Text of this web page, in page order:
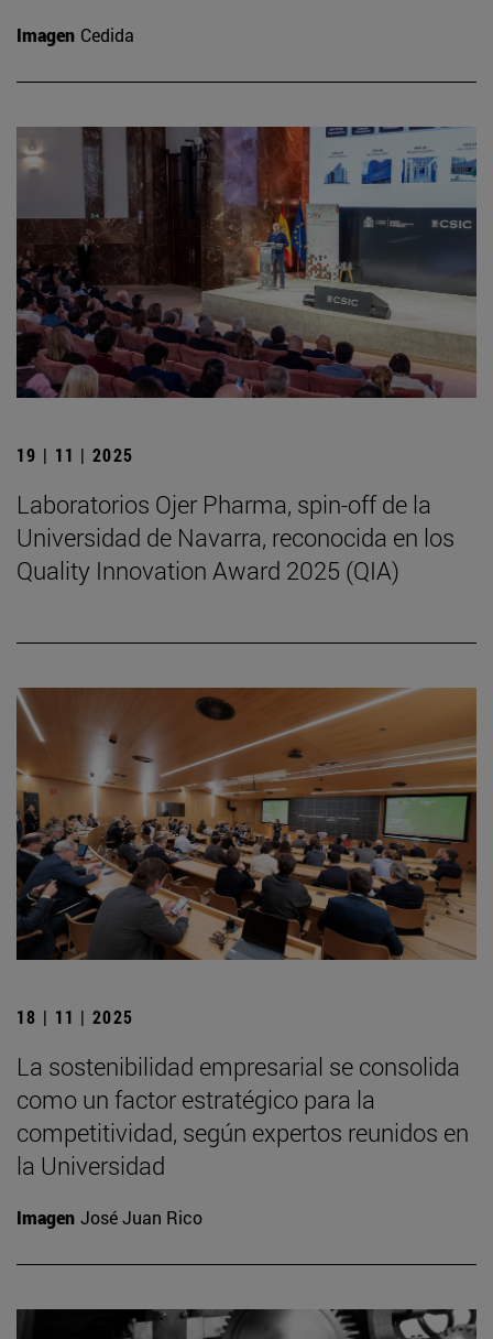
Imagen Cedida
19 | 11 | 2025
Laboratorios Ojer Pharma, spin-off de la
Universidad de Navarra, reconocida en los
Quality Innovation Award 2025 (QIA)
18 | 11 | 2025
La sostenibilidad empresarial se consolida
como un factor estratégico para la
competitividad, según expertos reunidos en
la Universidad
Imagen José Juan Rico